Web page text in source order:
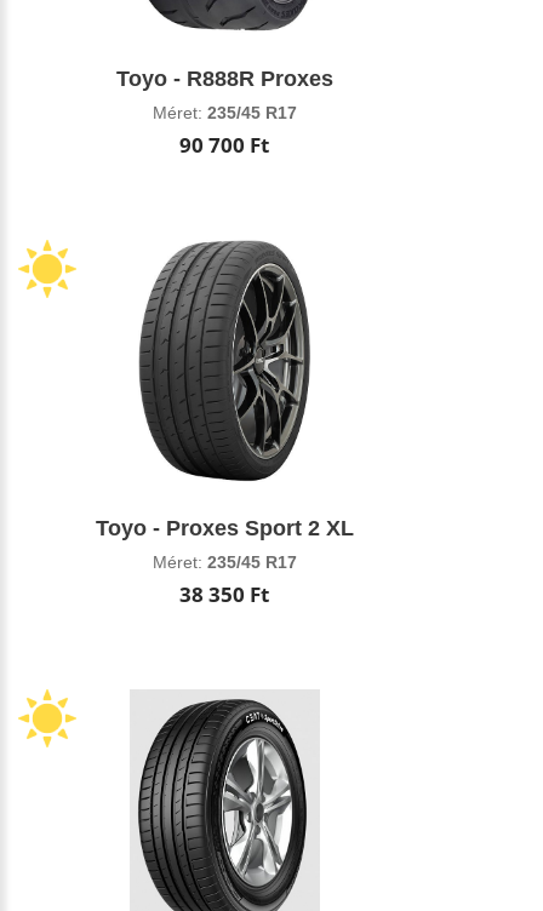
Toyo - R888R Proxes
Méret: 235/45 R17
90 700 Ft
Toyo - Proxes Sport 2 XL
Méret: 235/45 R17
38 350 Ft